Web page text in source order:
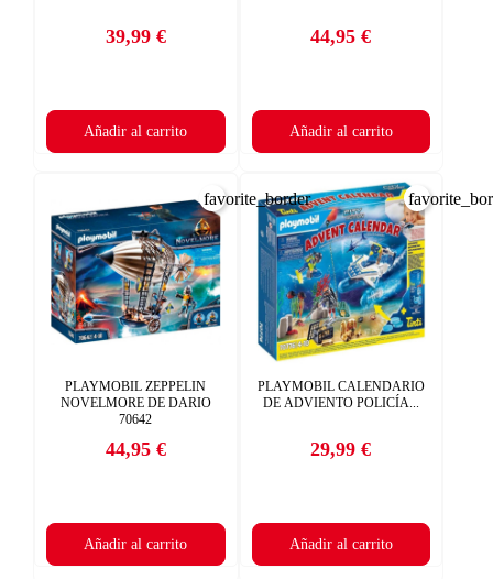
Precio
39,99 €
Añadir al carrito
Precio
44,95 €
Añadir al carrito
PLAYMOBIL ZEPPELIN
NOVELMORE DE DARIO
70642
Precio
44,95 €
Añadir al carrito
favorite_border
PLAYMOBIL CALENDARIO
DE ADVIENTO POLICÍA...
Precio
29,99 €
Añadir al carrito